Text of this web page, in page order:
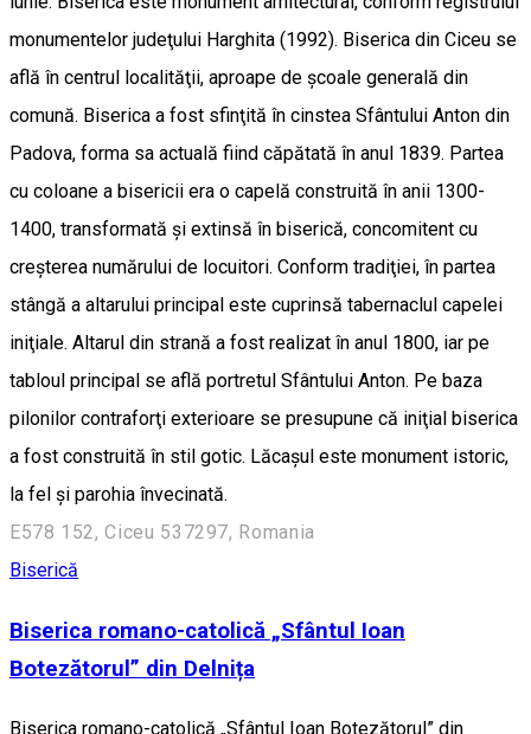
monumentelor judeţului Harghita (1992). Biserica din Ciceu se
află în centrul localităţii, aproape de şcoale generală din
comună. Biserica a fost sfinţită în cinstea Sfântului Anton din
Padova, forma sa actuală fiind căpătată în anul 1839. Partea
cu coloane a bisericii era o capelă construită în anii 1300-
1400, transformată şi extinsă în biserică, concomitent cu
creşterea numărului de locuitori. Conform tradiţiei, în partea
stângă a altarului principal este cuprinsă tabernaclul capelei
iniţiale. Altarul din strană a fost realizat în anul 1800, iar pe
tabloul principal se află portretul Sfântului Anton. Pe baza
pilonilor contraforţi exterioare se presupune că iniţial biserica
a fost construită în stil gotic. Lăcaşul este monument istoric,
la fel şi parohia învecinată.
E578 152, Ciceu 537297, Romania
Biserică
Biserica romano-catolică „Sfântul Ioan
Botezătorul” din Delnița
Biserica romano-catolică „Sfântul Ioan Botezătorul” din